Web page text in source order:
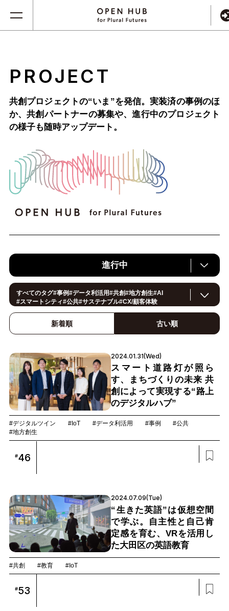
PROJECT
共創プロジェクトの“いま”を発信。実装済の事例のほ
か、共創パートナーの募集や、進行中のプロジェクト
の様子も随時アップデート。
進行中
すべてのタグ#事例#データ利活用#共創#地方創生#AI
#スマートシティ#公共#サステナブル#CX/顧客体験
イノベーション #IoT
#Foodtech#デジタルツイン
新着順 古い順
2024.01.31(Wed)
スマート道路灯が照ら
す、まちづくりの未来 共
創によって実現する“路上
のデジタルハブ”
#デジタルツイン #IoT #データ利活用 #事例
#公共
#地方創生
#46
2024.07.09(Tue)
“生きた英語”は仮想空間
で学ぶ。自主性と自己肯
定感を育む、VRを活用し
た大田区の英語教育
#共創 #教育 #IoT
#53